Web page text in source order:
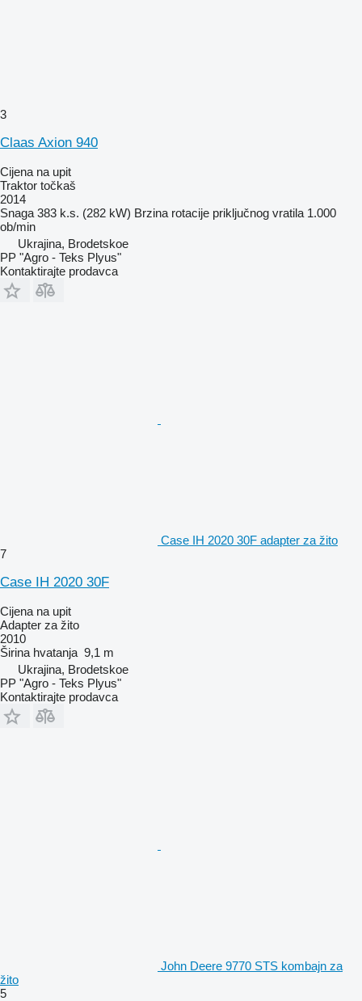
3
Claas Axion 940
Cijena na upit
Traktor točkaš
2014
Snaga 383 k.s. (282 kW) Brzina rotacije priključnog vratila 1.000
ob/min
Ukrajina, Brodetskoe
PP "Agro - Teks Plyus"
Kontaktirajte prodavca
Case IH 2020 30F adapter za žito
7
Case IH 2020 30F
Cijena na upit
Adapter za žito
2010
Širina hvatanja 9,1 m
Ukrajina, Brodetskoe
PP "Agro - Teks Plyus"
Kontaktirajte prodavca
John Deere 9770 STS kombajn za
žito
5